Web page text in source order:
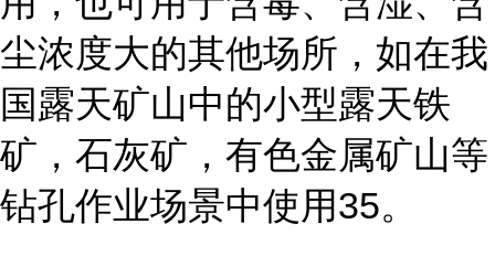
尘浓度大的其他场所，如在我
国露天矿山中的小型露天铁
矿，石灰矿，有色金属矿山等
钻孔作业场景中使用35。